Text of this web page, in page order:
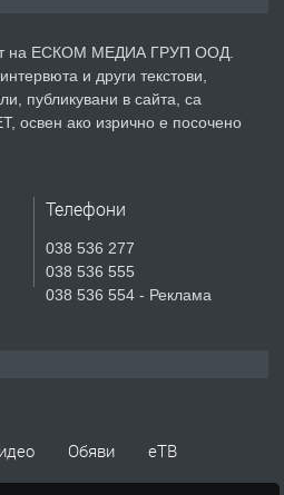
преди 4 дни
парцел в гр. Хасково кв.
НА МЕБЕЛИ.
под наем в кв.
гр. Хасково.
на ЕСКОМ МЕДИА ГРУП ООД.
и други текстови,
публикувани в сайта, са
освен ако изрично е посочено
Телефони
038 536 277
038 536 555
038 536 554 - Реклама
Обяви
еТВ